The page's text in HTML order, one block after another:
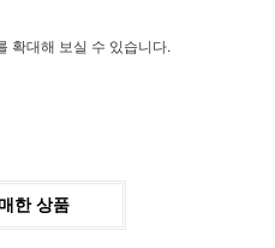
확대해 보실 수 있습니다.
한 상품